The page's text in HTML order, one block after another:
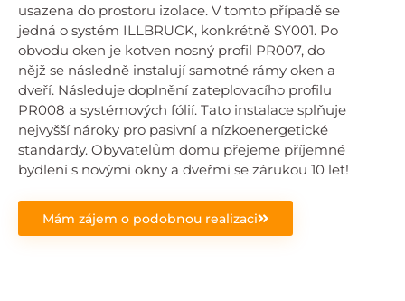
usazena do prostoru izolace. V tomto případě se
jedná o systém ILLBRUCK, konkrétně SY001. Po
obvodu oken je kotven nosný profil PR007, do
nějž se následně instalují samotné rámy oken a
dveří. Následuje doplnění zateplovacího profilu
PR008 a systémových fólií. Tato instalace splňuje
nejvyšší nároky pro pasivní a nízkoenergetické
standardy. Obyvatelům domu přejeme příjemné
bydlení s novými okny a dveřmi se zárukou 10 let!
Mám zájem o podobnou realizaci